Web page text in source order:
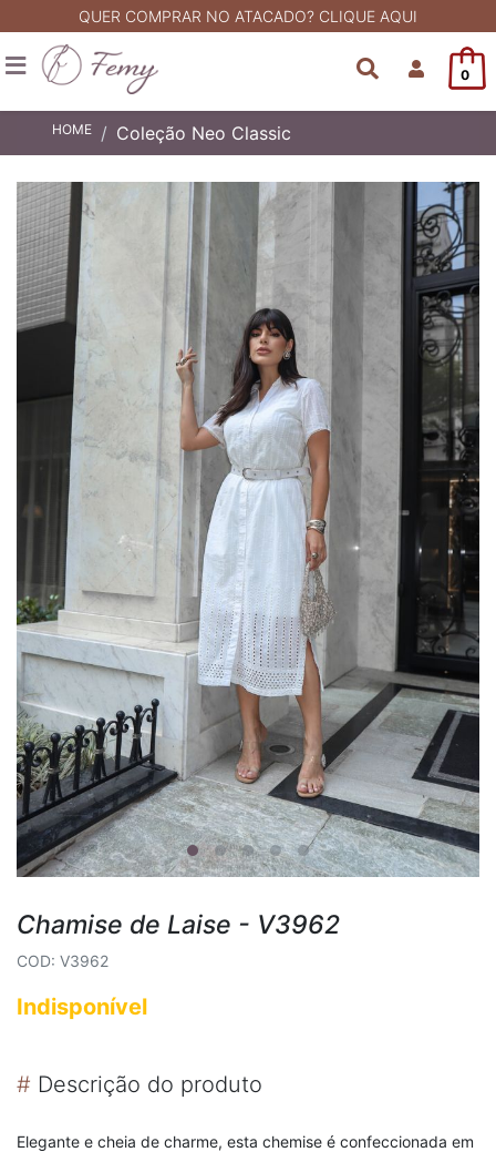
QUER COMPRAR NO ATACADO? CLIQUE AQUI
0
HOME Coleção Neo Classic
Chamise de Laise - V3962
COD: V3962
Indisponível
# Descrição do produto
Elegante e cheia de charme, esta chemise é confeccionada em